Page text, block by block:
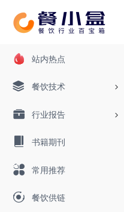
站内热点
餐饮技术
行业报告
书籍期刊
常用推荐
餐饮供链